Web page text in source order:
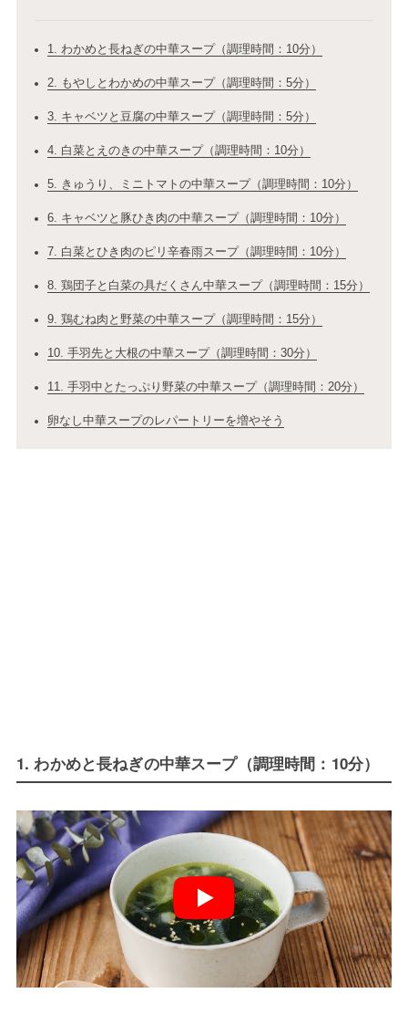
1. わかめと長ねぎの中華スープ（調理時間：10分）
2. もやしとわかめの中華スープ（調理時間：5分）
3. キャベツと豆腐の中華スープ（調理時間：5分）
4. 白菜とえのきの中華スープ（調理時間：10分）
5. きゅうり、ミニトマトの中華スープ（調理時間：10分）
6. キャベツと豚ひき肉の中華スープ（調理時間：10分）
7. 白菜とひき肉のピリ辛春雨スープ（調理時間：10分）
8. 鶏団子と白菜の具だくさん中華スープ（調理時間：15分）
9. 鶏むね肉と野菜の中華スープ（調理時間：15分）
10. 手羽先と大根の中華スープ（調理時間：30分）
11. 手羽中とたっぷり野菜の中華スープ（調理時間：20分）
卵なし中華スープのレパートリーを増やそう
1. わかめと長ねぎの中華スープ（調理時間：10分）